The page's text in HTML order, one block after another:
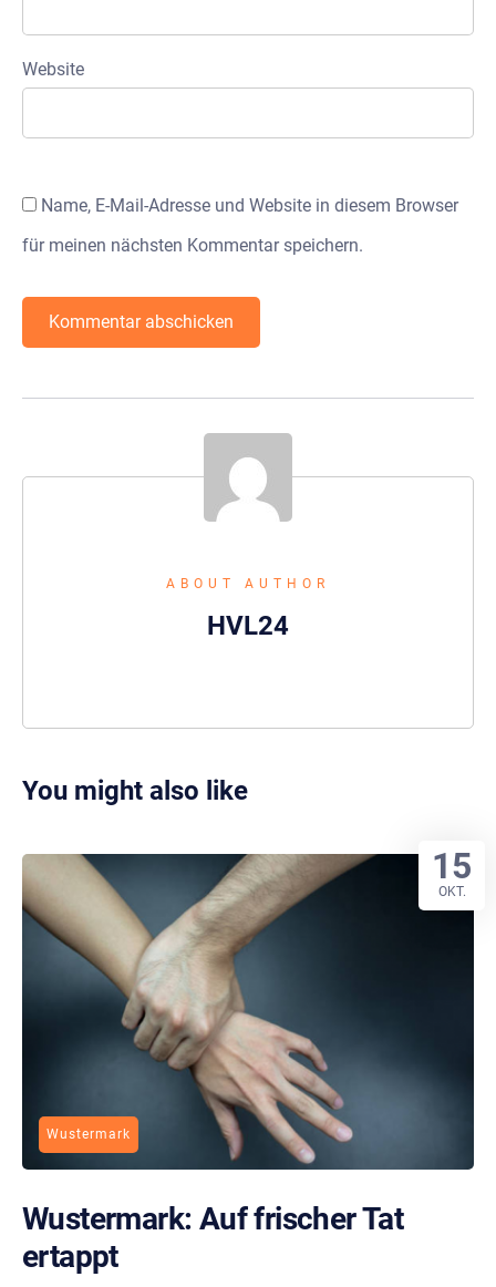
Website
Name, E-Mail-Adresse und Website in diesem Browser
für meinen nächsten Kommentar speichern.
ABOUT AUTHOR
HVL24
You might also like
Wustermark
Wustermark: Auf frischer Tat
ertappt
15
OKT.